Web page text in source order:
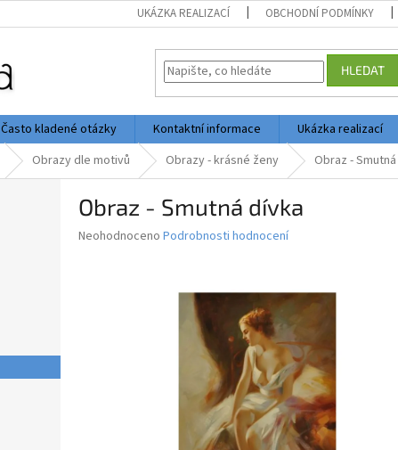
UKÁZKA REALIZACÍ OBCHODNÍ PODMÍNKY
HLEDAT
Často kladené otázky Kontaktní informace Ukázka realizací
Obrazy dle motivů Obrazy - krásné ženy Obraz -
Obraz - Smutná dívka
Průměrné
Neohodnoceno Podrobnosti hodnocení